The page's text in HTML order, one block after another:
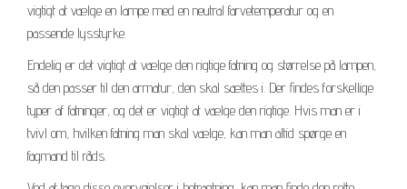
vigtigt at vælge en lampe med en neutral farvetemperatur og en
passende lysstyrke.
Endelig er det vigtigt at vælge den rigtige fatning og størrelse på lampen,
så den passer til den armatur, den skal sættes i. Der findes forskellige
typer af fatninger, og det er vigtigt at vælge den rigtige. Hvis man er i
tvivl om, hvilken fatning man skal vælge, kan man altid spørge en
fagmand til råds.